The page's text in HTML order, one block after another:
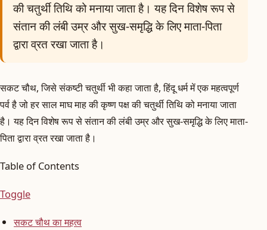
की चतुर्थी तिथि को मनाया जाता है। यह दिन विशेष रूप से
संतान की लंबी उम्र और सुख-समृद्धि के लिए माता-पिता
द्वारा व्रत रखा जाता है।
सकट चौथ, जिसे संकष्टी चतुर्थी भी कहा जाता है, हिंदू धर्म में एक महत्वपूर्ण
पर्व है जो हर साल माघ माह की कृष्ण पक्ष की चतुर्थी तिथि को मनाया जाता
है। यह दिन विशेष रूप से संतान की लंबी उम्र और सुख-समृद्धि के लिए माता-
पिता द्वारा व्रत रखा जाता है।
Table of Contents
Toggle
सकट चौथ का महत्व